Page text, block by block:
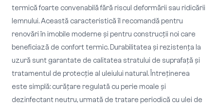
termică foarte convenabilă fără riscul deformării sau ridicării
lemnului. Această caracteristică îl recomandă pentru
renovări în imobile moderne și pentru construcții noi care
beneficiază de confort termic. Durabilitatea și rezistența la
uzură sunt garantate de calitatea stratului de suprafață și
tratamentul de protecție al uleiului natural. Întreținerea
este simplă: curățare regulată cu perie moale și
dezinfectant neutru, urmată de tratare periodică cu ulei de